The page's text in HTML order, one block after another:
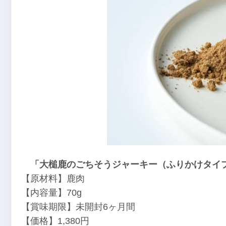
「大槌鹿のごちそうジャーキー（ふりかけタイ
【原材料】鹿肉
【内容量】70g
【賞味期限】未開封6ヶ月間
【価格】1,380円